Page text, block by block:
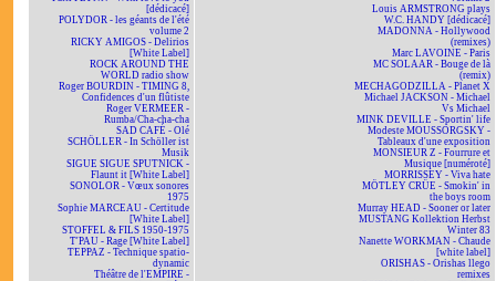
[dédicacé]
POLYDOR - les géants de l'été
volume 2
RICKY AMIGOS - Delirios
[White Label]
ROCK AROUND THE
WORLD radio show
Roger BOURDIN - TIMING 8,
Confidences d'un flûtiste
Roger VERMEER -
Rumba/Cha-cha-cha
SAD CAFÉ - Olé
SCHÖLLER - In Schöller ist
Musik
SIGUE SIGUE SPUTNICK -
Flaunt it [White Label]
SONOLOR - Vœux sonores
1975
Sophie MARCEAU - Certitude
[White Label]
STOFFEL & FILS 1950-1975
T'PAU - Rage [White Label]
TEPPAZ - Technique spatio-
dynamic
Théâtre de l'EMPIRE -
Louis ARMSTRONG plays
W.C. HANDY [dédicacé]
MADONNA - Hollywood
(remixes)
Marc LAVOINE - Paris
MC SOLAAR - Bouge de là
(remix)
MECHAGODZILLA - Planet X
Michael JACKSON - Michael
Vs Michael
MINK DEVILLE - Sportin' life
Modeste MOUSSORGSKY -
Tableaux d'une exposition
MONSIEUR Z - Fourrure et
Musique [numéroté]
MORRISSEY - Viva hate
MÖTLEY CRÜE - Smokin' in
the boys room
Murray HEAD - Sooner or later
MUSTANG Kollektion Herbst
Winter 83
Nanette WORKMAN - Chaude
[white label]
ORISHAS - Orishas llego
remixes